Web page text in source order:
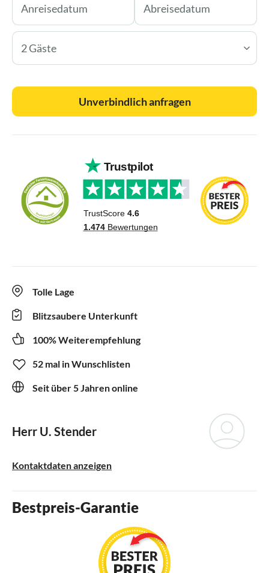
2 Gäste
Unverbindlich anfragen
Tolle Lage
Blitzsaubere Unterkunft
100% Weiterempfehlung
52 mal in Wunschlisten
Seit über 5 Jahren online
Herr U. Stender
Kontaktdaten anzeigen
Bestpreis-Garantie